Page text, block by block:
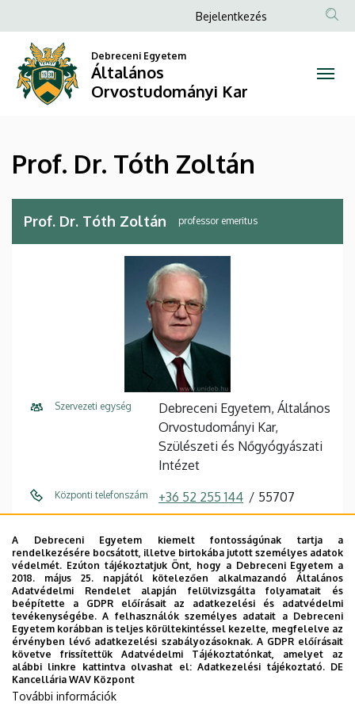
Dr.
Tóth
Zoltán
Általános
Orvostudományi
Kar
a
tartalomra
Anonim
menüje
Bejelentkezés
Debreceni Egyetem
Általános
Orvostudományi Kar
Prof. Dr. Tóth Zoltán
Prof. Dr. Tóth Zoltán professor emeritus
Szervezeti egység
Debreceni Egyetem, Általános
Orvostudományi Kar,
Szülészeti és Nőgyógyászati
Intézet
Központi telefonszám +36 52 255 144 55707
Cím
4032 Debrecen, Nagyerdei
körút 98.
Épület
Szülészeti és Nőgyógyászati
Klinika
Emelet, ajtó földszint
Weboldal
A Debreceni Egyetem kiemelt fontosságúnak tartja a
rendelkezésére bocsátott, illetve birtokába jutott személyes adatok
védelmét. Ezúton tájékoztatjuk Önt, hogy a Debreceni Egyetem a
2018. május 25. napjától kötelezően alkalmazandó Általános
Adatvédelmi Rendelet alapján felülvizsgálta folyamatait és
beépítette a GDPR előírásait az adatkezelési és adatvédelmi
tevékenységébe. A felhasználók személyes adatait a Debreceni
Egyetem korábban is teljes körültekintéssel kezelte, megfelelve az
érvényben lévő adatkezelési szabályozásoknak. A GDPR előírásait
követve frissítettük Adatvédelmi Tájékoztatónkat, amelyet az
alábbi linkre kattintva olvashat el:Adatkezelési tájékoztató. DE
Kancellária WAV Központ
További információk